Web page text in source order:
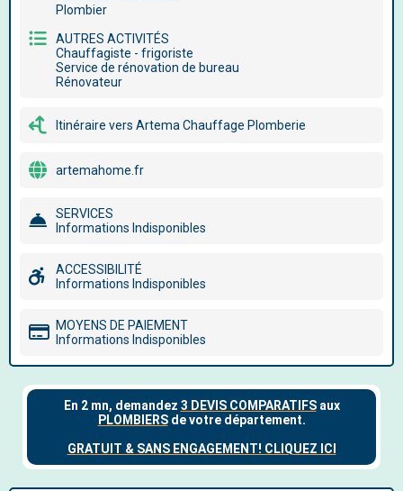
Plombier
AUTRES ACTIVITÉS
Chauffagiste - frigoriste
Service de rénovation de bureau
Rénovateur
Itinéraire vers Artema Chauffage Plomberie
artemahome.fr
SERVICES
Informations Indisponibles
ACCESSIBILITÉ
Informations Indisponibles
MOYENS DE PAIEMENT
Informations Indisponibles